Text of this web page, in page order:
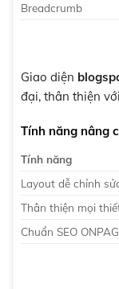
Breadcrumb
Giao diện
đại, thân thiện
Tính năng nâng
Tính năng
Layout dễ chỉnh
Thân thiện mọi
Chuẩn SEO